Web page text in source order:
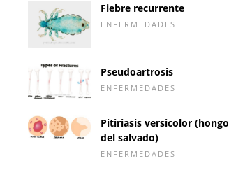
Fiebre recurrente
ENFERMEDADES
Pseudoartrosis
ENFERMEDADES
Pitiriasis versicolor (hongo
del salvado)
ENFERMEDADES